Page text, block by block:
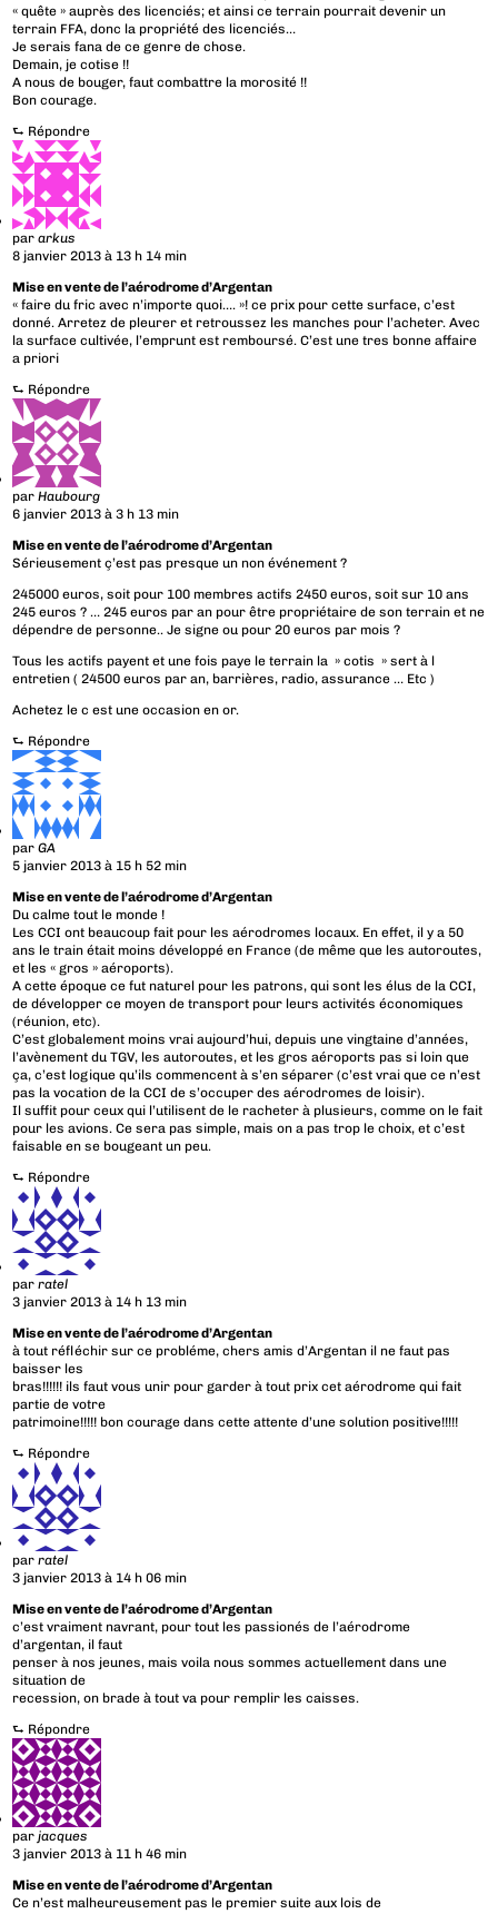
« quête » auprès des licenciés; et ainsi ce terrain pourrait devenir un
terrain FFA, donc la propriété des licenciés…
Je serais fana de ce genre de chose.
Demain, je cotise !!
A nous de bouger, faut combattre la morosité !!
Bon courage.
⮑ Répondre
pararkus
8 janvier 2013 à 13 h 14 min
Mise en vente de l’aérodrome d’Argentan
« faire du fric avec n’importe quoi…. »! ce prix pour cette surface, c’est
donné. Arretez de pleurer et retroussez les manches pour l’acheter. Avec
la surface cultivée, l’emprunt est remboursé. C’est une tres bonne affaire
a priori
⮑ Répondre
parHaubourg
6 janvier 2013 à 3 h 13 min
Mise en vente de l’aérodrome d’Argentan
Sérieusement ç’est pas presque un non événement ?
245000 euros, soit pour 100 membres actifs 2450 euros, soit sur 10 ans
245 euros ? … 245 euros par an pour être propriétaire de son terrain et ne
dépendre de personne.. Je signe ou pour 20 euros par mois ?
Tous les actifs payent et une fois paye le terrain la » cotis » sert à l
entretien ( 24500 euros par an, barrières, radio, assurance … Etc )
Achetez le c est une occasion en or.
⮑ Répondre
parGA
5 janvier 2013 à 15 h 52 min
Mise en vente de l’aérodrome d’Argentan
Du calme tout le monde !
Les CCI ont beaucoup fait pour les aérodromes locaux. En effet, il y a 50
ans le train était moins développé en France (de même que les autoroutes,
et les « gros » aéroports).
A cette époque ce fut naturel pour les patrons, qui sont les élus de la CCI,
de développer ce moyen de transport pour leurs activités économiques
(réunion, etc).
C’est globalement moins vrai aujourd’hui, depuis une vingtaine d’années,
l’avènement du TGV, les autoroutes, et les gros aéroports pas si loin que
ça, c’est logique qu’ils commencent à s’en séparer (c’est vrai que ce n’est
pas la vocation de la CCI de s’occuper des aérodromes de loisir).
Il suffit pour ceux qui l’utilisent de le racheter à plusieurs, comme on le fait
pour les avions. Ce sera pas simple, mais on a pas trop le choix, et c’est
faisable en se bougeant un peu.
⮑ Répondre
parratel
3 janvier 2013 à 14 h 13 min
Mise en vente de l’aérodrome d’Argentan
à tout réfléchir sur ce probléme, chers amis d’Argentan il ne faut pas
baisser les
bras!!!!!! ils faut vous unir pour garder à tout prix cet aérodrome qui fait
partie de votre
patrimoine!!!!! bon courage dans cette attente d’une solution positive!!!!!
⮑ Répondre
parratel
3 janvier 2013 à 14 h 06 min
Mise en vente de l’aérodrome d’Argentan
c’est vraiment navrant, pour tout les passionés de l’aérodrome
d’argentan, il faut
penser à nos jeunes, mais voila nous sommes actuellement dans une
situation de
recession, on brade à tout va pour remplir les caisses.
⮑ Répondre
parjacques
3 janvier 2013 à 11 h 46 min
Mise en vente de l’aérodrome d’Argentan
Ce n’est malheureusement pas le premier suite aux lois de